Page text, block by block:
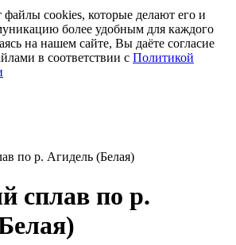
файлы cookies, которые делают его и
более удобным для каждого
на нашем сайте, Вы даёте согласие
в соответствии с Политикой
по р. Агидель (Белая)
сплав по р.